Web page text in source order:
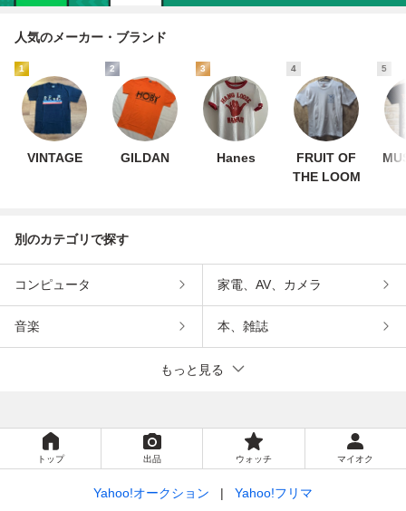
人気のメーカー・ブランド
1
VINTAGE
2
GILDAN
3
Hanes
4
FRUIT OF
THE LOOM
5
別のカテゴリで探す
コンピュータ 家電、AV、カメラ
音楽 本、雑誌
もっと見る
トップ 出品 ウォッチ マイオク
Yahoo!オークション Yahoo!フリマ